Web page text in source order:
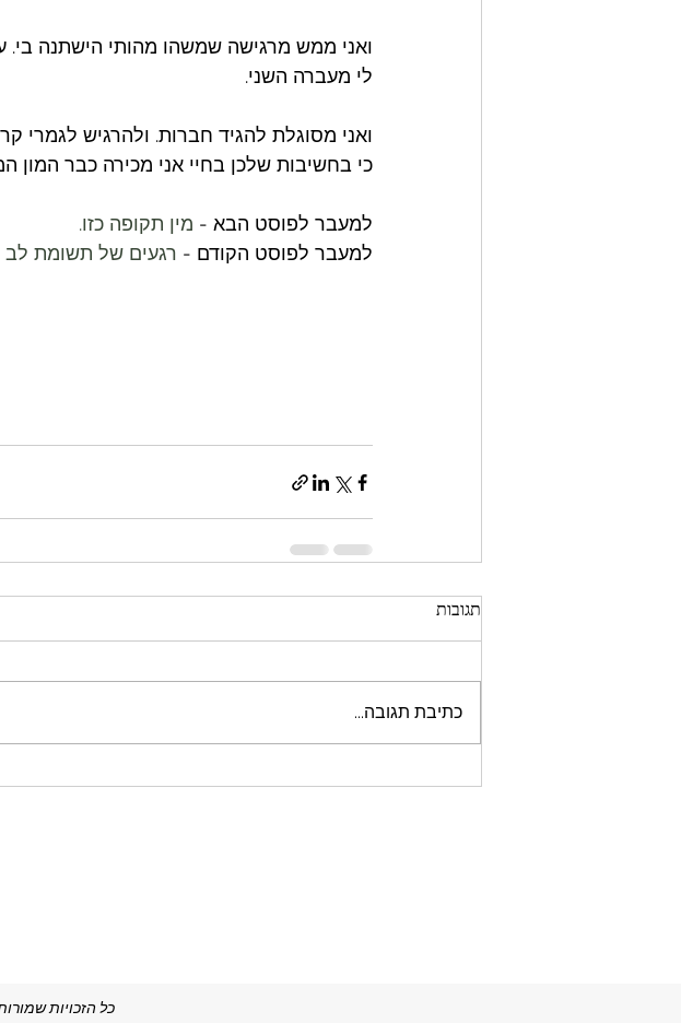
ואני ממש מרגישה שמשהו מהותי הישתנה
לי מעברה השני.
ואני מסוגלת להגיד חברות. ולהרגיש לגמרי
כי בחשיבות שלכן בחיי אני מכירה כבר המון
למעבר לפוסט הבא - מין תקופה כזו.
למעבר לפוסט הקודם - רגעים של תשומת לב
תגובות
כתיבת תגובה...
כל הזכויות